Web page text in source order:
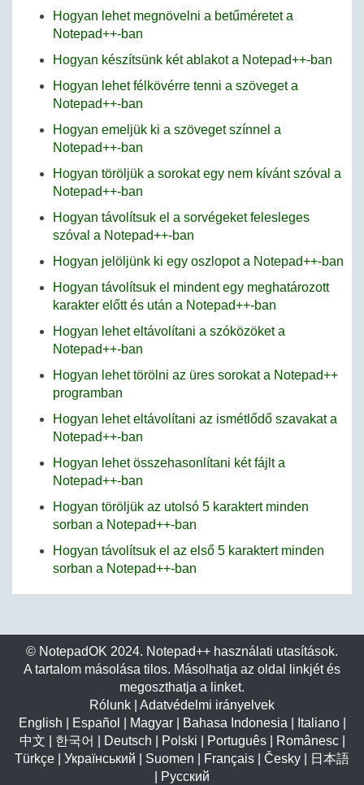
Hogyan lehet megnövelni a betűméretet a
Notepad++-ban
Hogyan készítsünk két ablakot a Notepad++-ban
Hogyan lehet félkövérre tenni a szöveget a
Notepad++-ban
Hogyan emeljük ki a szöveget színnel a
Notepad++-ban
Hogyan töröljük a sorokat egy nem kívánt szóval a
Notepad++-ban
Hogyan távolítsuk el a sorvégeket felesleges
szóval a Notepad++-ban
Hogyan jelöljünk ki egy oszlopot a Notepad++-ban
Hogyan távolítsuk el mindent egy meghatározott
karakter előtt és után a Notepad++-ban
Hogyan lehet eltávolítani a szóközöket a
Notepad++-ban
Hogyan lehet törölni az üres sorokat a Notepad++
programban
Hogyan lehet eltávolítani az ismétlődő szavakat a
Notepad++-ban
Hogyan lehet összehasonlítani két fájlt a
Notepad++-ban
Hogyan töröljük az utolsó 5 karaktert minden
sorban a Notepad++-ban
Hogyan távolítsuk el az első 5 karaktert minden
sorban a Notepad++-ban
© NotepadOK 2024. Notepad++ használati utasítások.
A tartalom másolása tilos. Másolhatja az oldal linkjét és
megoszthatja a linket.
Rólunk
Adatvédelmi irányelvek
English
Español Magyar| Bahasa Indonesia Italiano|
中文
한국어 Deutsch Polski Português| Românesc|
Türkçe
Український Suomen Français Česky
日本語
Русский